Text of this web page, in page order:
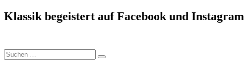
Klassik begeistert auf Facebook und Instagram
Suchen
nach:
Suchen